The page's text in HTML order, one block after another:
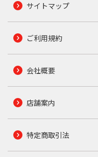
サイトマップ
ご利用規約
会社概要
店舗案内
特定商取引法